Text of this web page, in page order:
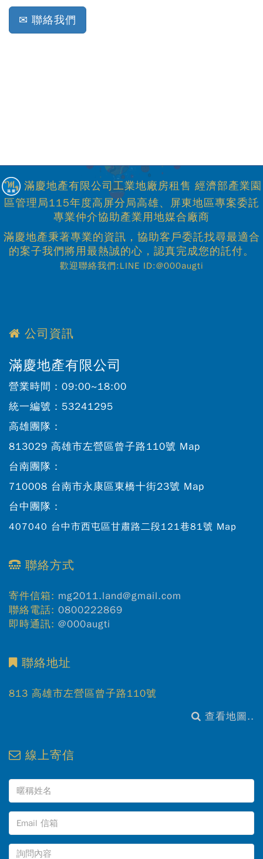
✉ 聯絡我們
滿慶地產有限公司工業地廠房租售 經濟部產業園
區管理局115年度高屏分局高雄、屏東地區專案委託
專業仲介協助產業用地媒合廠商
滿慶地產秉著專業的資訊，協助客戶委託找尋最適合
的案子我們將用最熱誠的心，認真完成您的託付。
歡迎聯絡我們:LINE ID:@000augti
公司資訊
滿慶地產有限公司
營業時間： 09:00~18:00
統一編號： 53241295
高雄團隊：
813029 高雄市左營區曾子路110號 Map
台南團隊：
710008 台南市永康區東橋十街23號 Map
台中團隊：
407040 台中市西屯區甘肅路二段121巷81號 Map
聯絡方式
寄件信箱: mg2011.land@gmail.com
聯絡電話: 0800222869
即時通訊: @000augti
聯絡地址
813 高雄市左營區曾子路110號
查看地圖..
線上寄信